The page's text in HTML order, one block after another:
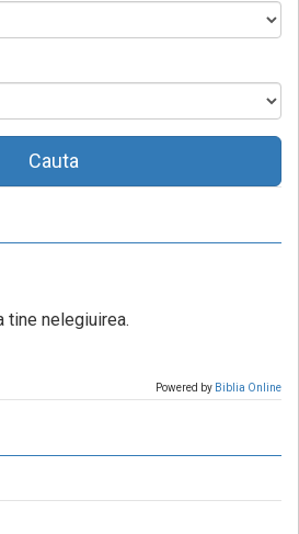
Cauta
tine nelegiuirea.
Powered by Biblia Online